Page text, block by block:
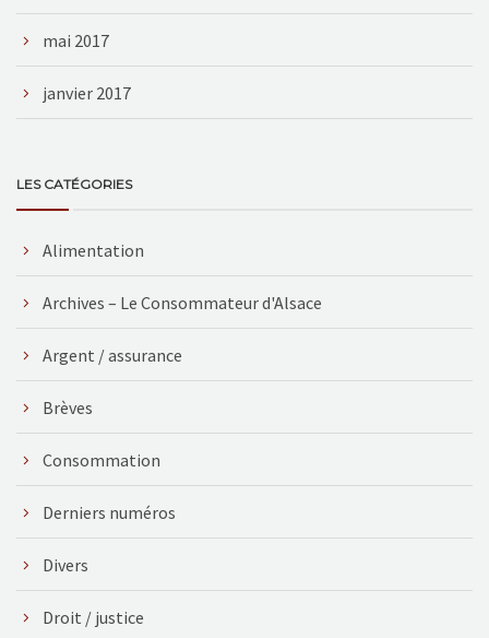
mai 2017
janvier 2017
LES CATÉGORIES
Alimentation
Archives – Le Consommateur d'Alsace
Argent / assurance
Brèves
Consommation
Derniers numéros
Divers
Droit / justice